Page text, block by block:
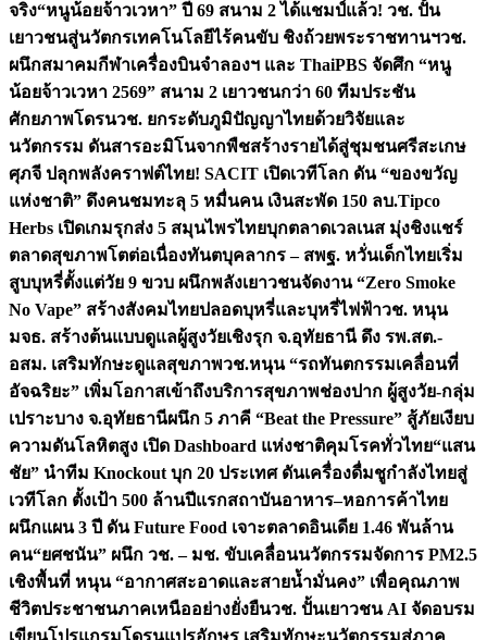
จริง“หนูน้อยจ้าวเวหา” ปี 69 สนาม 2 ได้แชมป์แล้ว! วช. ปั้น
เยาวชนสู่นวัตกรเทคโนโลยีไร้คนขับ ชิงถ้วยพระราชทานฯวช.
ผนึกสมาคมกีฬาเครื่องบินจำลองฯ และ ThaiPBS จัดศึก “หนู
น้อยจ้าวเวหา 2569” สนาม 2 เยาวชนกว่า 60 ทีมประชัน
ศักยภาพโดรนวช. ยกระดับภูมิปัญญาไทยด้วยวิจัยและ
นวัตกรรม ดันสารอะมิโนจากพืชสร้างรายได้สู่ชุมชนศรีสะเกษ
ศุภจี ปลุกพลังคราฟต์ไทย! SACIT เปิดเวทีโลก ดัน “ของขวัญ
แห่งชาติ” ดึงคนชมทะลุ 5 หมื่นคน เงินสะพัด 150 ลบ.Tipco
Herbs เปิดเกมรุกส่ง 5 สมุนไพรไทยบุกตลาดเวลเนส มุ่งชิงแชร์
ตลาดสุขภาพโตต่อเนื่องทันตบุคลากร – สพฐ. หวั่นเด็กไทยเริ่ม
สูบบุหรี่ตั้งแต่วัย 9 ขวบ ผนึกพลังเยาวชนจัดงาน “Zero Smoke
No Vape” สร้างสังคมไทยปลอดบุหรี่และบุหรี่ไฟฟ้าวช. หนุน
มจธ. สร้างต้นแบบดูแลผู้สูงวัยเชิงรุก จ.อุทัยธานี ดึง รพ.สต.-
อสม. เสริมทักษะดูแลสุขภาพวช.หนุน “รถทันตกรรมเคลื่อนที่
อัจฉริยะ” เพิ่มโอกาสเข้าถึงบริการสุขภาพช่องปาก ผู้สูงวัย-กลุ่ม
เปราะบาง จ.อุทัยธานีผนึก 5 ภาคี “Beat the Pressure” สู้ภัยเงียบ
ความดันโลหิตสูง เปิด Dashboard แห่งชาติคุมโรคทั่วไทย“แสน
ชัย” นำทีม Knockout บุก 20 ประเทศ ดันเครื่องดื่มชูกำลังไทยสู่
เวทีโลก ตั้งเป้า 500 ล้านปีแรกสถาบันอาหาร–หอการค้าไทย
ผนึกแผน 3 ปี ดัน Future Food เจาะตลาดอินเดีย 1.46 พันล้าน
คน“ยศชนัน” ผนึก วช. – มช. ขับเคลื่อนนวัตกรรมจัดการ PM2.5
เชิงพื้นที่ หนุน “อากาศสะอาดและสายน้ำมั่นคง” เพื่อคุณภาพ
ชีวิตประชาชนภาคเหนืออย่างยั่งยืนวช. ปั้นเยาวชน AI จัดอบรม